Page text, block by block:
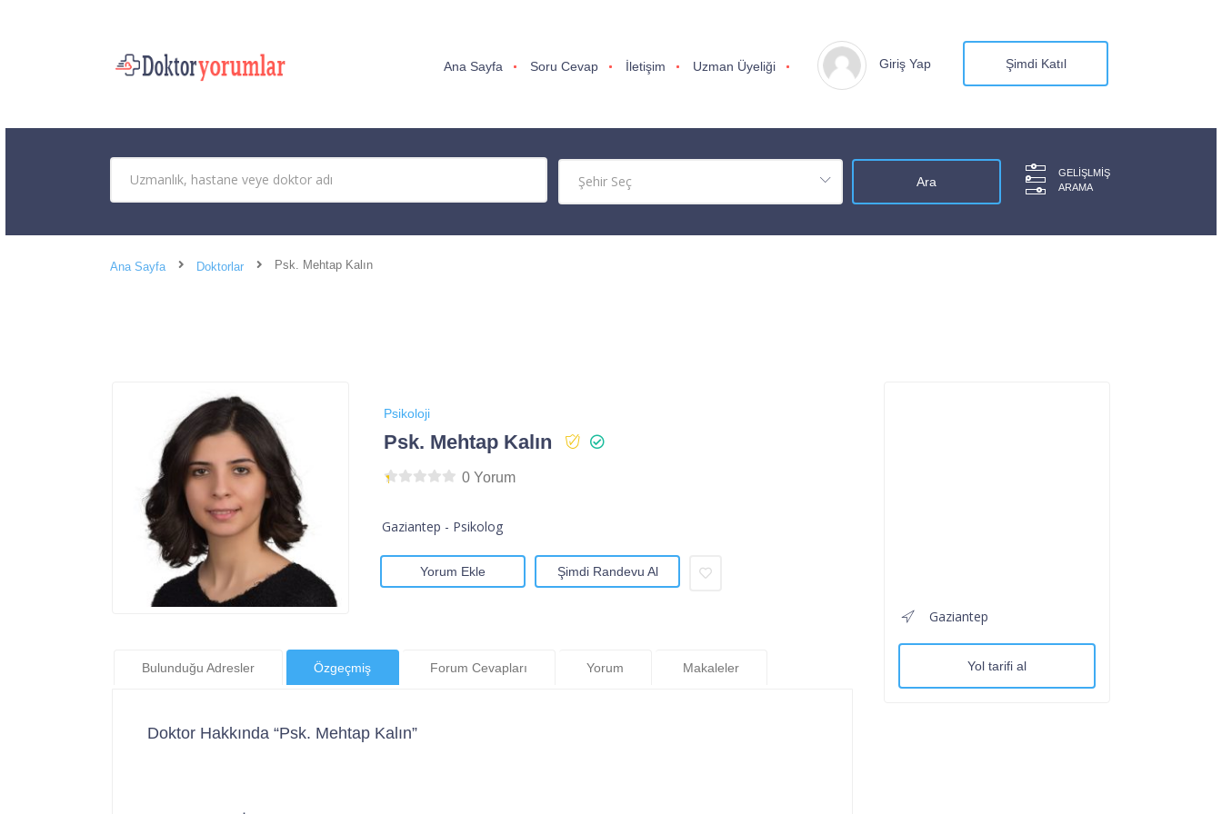
Ana Sayfa Soru Cevap İletişim Uzman Üyeliği Giriş Yap Şimdi Katıl
GELIŞLMIŞ
ARAMA
Ana Sayfa Doktorlar Psk. Mehtap Kalın
Psikoloji
Psk. Mehtap Kalın
0 Yorum
Gaziantep - Psikolog
Yorum Ekle Şimdi Randevu Al
Bulunduğu Adresler Özgeçmiş Forum Cevapları Yorum Makaleler
Doktor Hakkında “Psk. Mehtap Kalın”
Gaziantep
Yol tarifi al